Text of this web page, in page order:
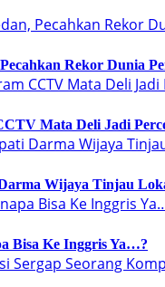
Rekor Dunia
Mata Deli Jadi
Wijaya Tinjau
Bisa Ke Inggris Ya…?